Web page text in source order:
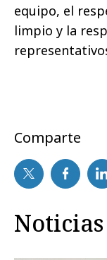
equipo, el
limpio y la
Comparte